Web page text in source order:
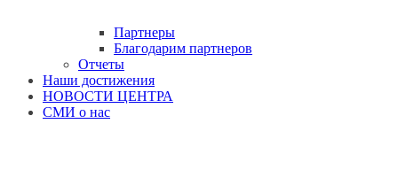
Партнеры
Благодарим партнеров
Отчеты
Наши достижения
НОВОСТИ ЦЕНТРА
СМИ о нас